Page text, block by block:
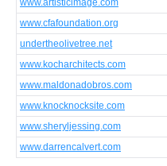
www.cfafoundation.org
undertheolivetree.net
www.kocharchitects.com
www.maldonadobros.com
www.knocknocksite.com
www.sheryljessing.com
www.darrencalvert.com